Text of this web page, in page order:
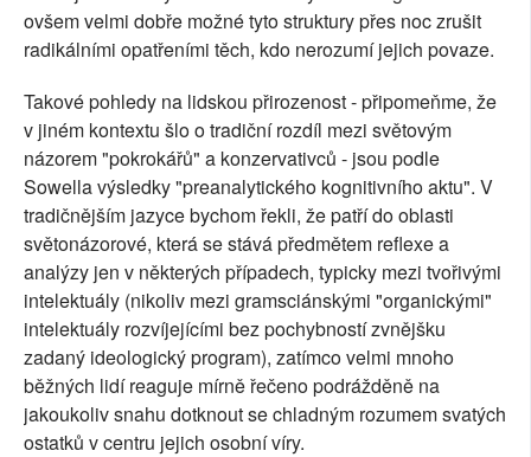
ovšem velmi dobře možné tyto struktury přes noc zrušit
radikálními opatřeními těch, kdo nerozumí jejich povaze.
Takové pohledy na lidskou přirozenost - připomeňme, že
v jiném kontextu šlo o tradiční rozdíl mezi světovým
názorem "pokrokářů" a konzervativců - jsou podle
Sowella výsledky "preanalytického kognitivního aktu". V
tradičnějším jazyce bychom řekli, že patří do oblasti
světonázorové, která se stává předmětem reflexe a
analýzy jen v některých případech, typicky mezi tvořivými
intelektuály (nikoliv mezi gramsciánskými "organickými"
intelektuály rozvíjejícími bez pochybností zvnějšku
zadaný ideologický program), zatímco velmi mnoho
běžných lidí reaguje mírně řečeno podrážděně na
jakoukoliv snahu dotknout se chladným rozumem svatých
ostatků v centru jejich osobní víry.